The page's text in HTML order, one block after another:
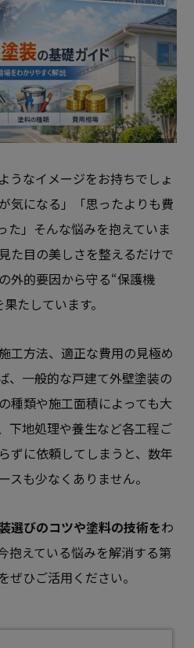
うなイメージをお持ちでしょ
気になる」「思ったよりも費
」――そんな悩みを抱えていま
た目の美しさを整えるだけで
外的要因から守る“保護機
たしています。
工方法、適正な費用の見極め
、一般的な戸建て外壁塗装の
種類や施工面積によっても大
下地処理や養生など各工程ご
ずに依頼してしまうと、数年
スも少なくありません。
選びのコツや塗料の技術をわ
抱えている悩みを解消する第
ぜひご活用ください。